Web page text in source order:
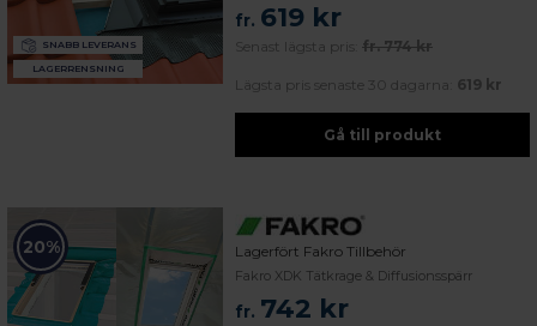
SNABB LEVERANS
LAGERRENSNING
fr. 619 kr
Senast lägsta pris: fr.774 kr
Lägsta pris senaste 30 dagarna: 619 kr
Gå till produkt
20% Lagerfört Fakro Tillbehör
Fakro XDK Tätkrage & Diffusionsspärr
fr. 742 kr